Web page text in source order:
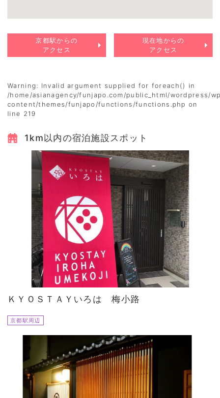
京都駅からの
アクセス
現在地からの
アクセス
Warning: Invalid argument supplied for foreach() in
/home/asianagency/funjapo.com/public_html/wordpress/
content/themes/funjapo/functions/functions.php on
line 219
1km以内の宿泊施設スポット
ＫＹＯＳＴＡＹいろは 梅小路
京都駅周辺